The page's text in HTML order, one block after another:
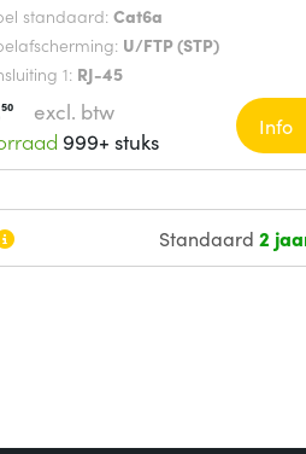
standaard: Cat6a
U/FTP (STP)
1: RJ-45
50
excl. btw
999+ stuks
Info
Standaard2